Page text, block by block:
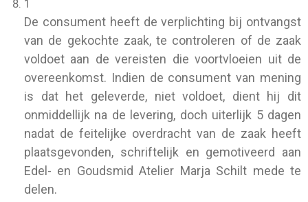
1
De consument heeft de verplichting bij ontvangst
van de gekochte zaak, te controleren of de zaak
voldoet aan de vereisten die voortvloeien uit de
overeenkomst. Indien de consument van mening
is dat het geleverde, niet voldoet, dient hij dit
onmiddellijk na de levering, doch uiterlijk 5 dagen
nadat de feitelijke overdracht van de zaak heeft
plaatsgevonden, schriftelijk en gemotiveerd aan
Edel- en Goudsmid Atelier Marja Schilt mede te
delen.